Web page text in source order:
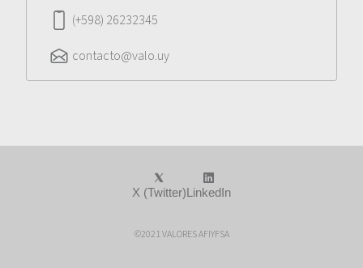
(+598) 26232345
contacto@valo.uy
©2021 VALORES AFIYFSA
X (Twitter)LinkedIn